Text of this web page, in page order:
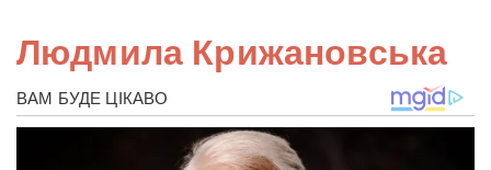
Людмила Крижановська